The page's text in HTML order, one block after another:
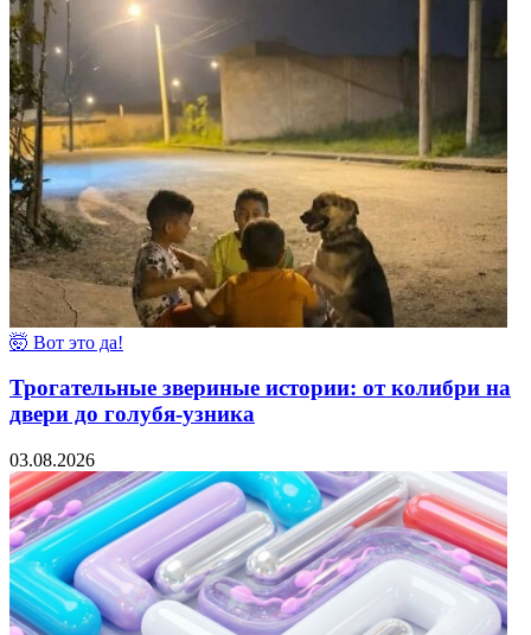
🤯 Вот это да!
Трогательные звериные истории: от колибри на
двери до голубя-узника
03.08.2026